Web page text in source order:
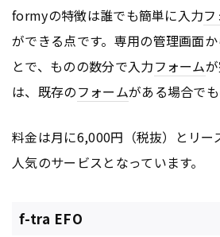
formyの特徴は誰でも簡単に入力
ができる点です。専用の管理画面
とで、ものの数分で入力フォーム
は、既存のフォームがある場合でも
料金は月に6,000円（税抜）とリー
人気のサービスとなっています。
f-tra EFO